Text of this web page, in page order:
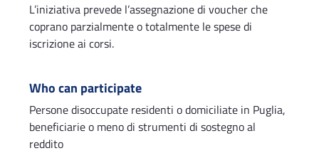
L’iniziativa prevede l’assegnazione di voucher che
coprano parzialmente o totalmente le spese di
iscrizione ai corsi.
Who can participate
Persone disoccupate residenti o domiciliate in Puglia,
beneficiarie o meno di strumenti di sostegno al
reddito